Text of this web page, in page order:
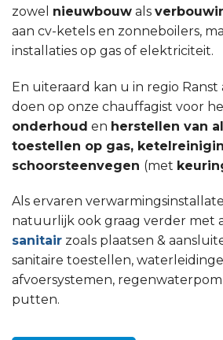
zowel nieuwbouw als
aan cv-ketels en zonneboilers,
installaties op gas of elektriciteit.
En uiteraard kan u in regio
doen op onze chauffagist voor
onderhoud en herstellen van
toestellen op gas,
schoorsteenvegen (met
Als ervaren
natuurlijk ook graag verder met
sanitair zoals plaatsen &
sanitaire toestellen,
afvoersystemen,
putten.